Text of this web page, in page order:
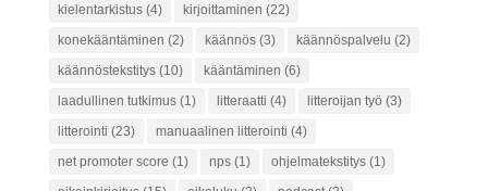
kielentarkistus(4) kirjoittaminen (22)
konekääntäminen (2) käännös(3) käännöspalvelu (2)
käännöstekstitys(10) kääntäminen (6)
laadullinen tutkimus(1) litteraatti (4) litteroijan työ (3)
litterointi (23) manuaalinen litterointi (4)
net promoter score (1) nps(1) ohjelmatekstitys(1)